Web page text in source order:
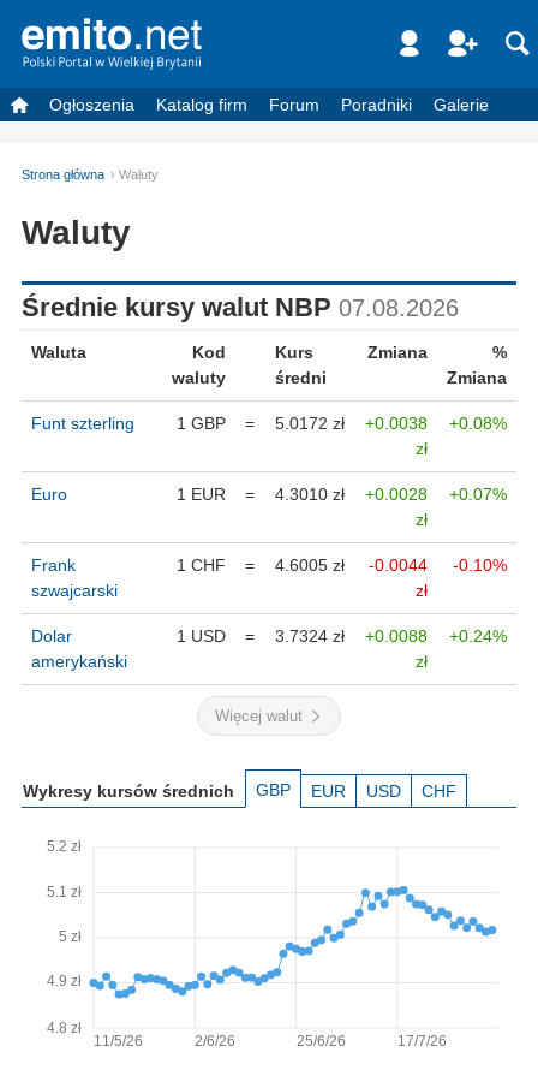
Ogłoszenia Katalog firm Forum Poradniki Galerie
Strona główna Waluty
Waluty
Średnie kursy walut NBP 07.08.2026
Waluta
Kod
waluty
Kurs
średni
Zmiana
%
Zmiana
Funt szterling 1 GBP = 5.0172 zł
+0.0038
zł
+0.08%
Euro 1 EUR = 4.3010 zł
+0.0028
zł
+0.07%
Frank
szwajcarski
1 CHF = 4.6005 zł
-0.0044
zł
-0.10%
Dolar
amerykański
1 USD = 3.7324 zł
+0.0088
zł
+0.24%
Więcej walut
Wykresy kursów średnich GBP EUR USD CHF
11/5/26 2/6/26 25/6/26 17/7/26
4.8 zł
4.9 zł
5 zł
5.1 zł
5.2 zł